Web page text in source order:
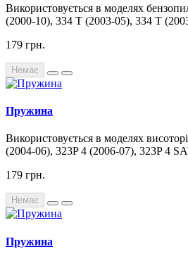
Використовується в моделях
(2000-10), 334 T (2003-05), 334 T
179 грн.
Немає
Пружина
Використовується в моделях
(2004-06), 323P 4 (2006-07), 323P 4
179 грн.
Немає
Пружина